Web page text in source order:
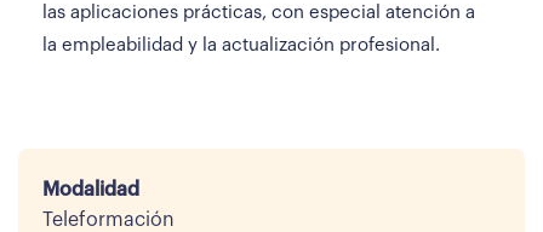
las aplicaciones prácticas, con especial atención a
la empleabilidad y la actualización profesional.
Modalidad
Teleformación